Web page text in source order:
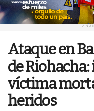
Ataque en
de
víctima
heridos